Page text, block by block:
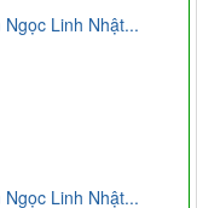
Linh Nhật...
Linh Nhật...